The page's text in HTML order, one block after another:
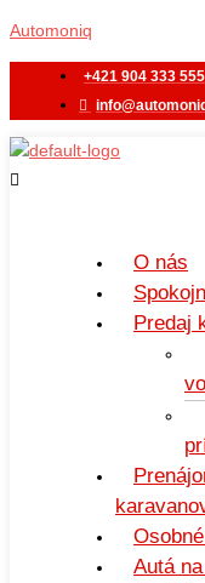
na
Automoniq
+421 904 333 555
O nás
Predaj
Autá
Menu